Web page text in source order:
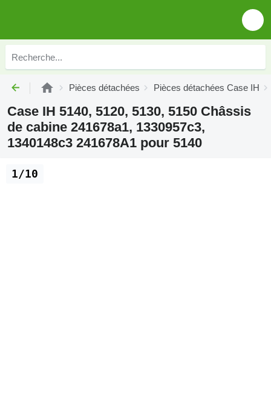
Pièces détachées Pièces détachées Case IH
Case IH 5140, 5120, 5130, 5150 Châssis
de cabine 241678a1, 1330957c3,
1340148c3 241678A1 pour 5140
1/10